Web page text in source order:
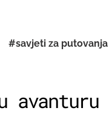
#savjeti za putovanja
avanturu